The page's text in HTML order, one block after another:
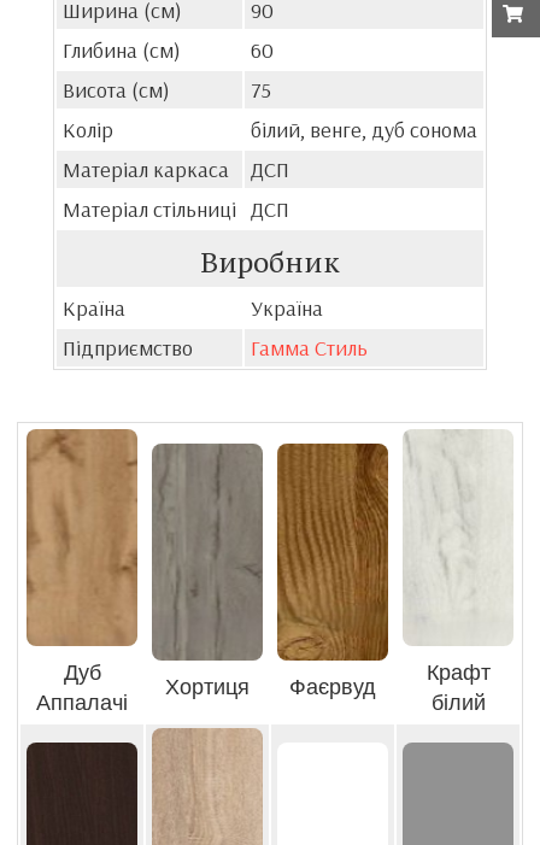
Ширина (см)
90
Глибина (см)
60
Висота (см)
75
Колір
білий, венге, дуб сонома
Матеріал каркаса
ДСП
Матеріал стільниці ДСП
Виробник
Країна
Україна
Підприємство
Гамма Стиль
Дуб
Аппалачі
Хортиця Фаєрвуд
Крафт
білий